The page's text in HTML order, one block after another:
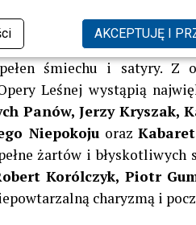
AKCEPTUJĘ I
półki i wielki
śmiechu i satyry. Z
Leśnej wystąpią
Panów, Jerzy Kryszak,
Niepokoju oraz
żartów i błyskotliwych
Korólczyk, Piotr
charyzmą i